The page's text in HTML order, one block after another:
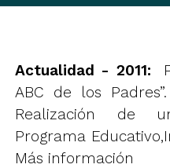
Actualidad - 2011:
ABC de los
Realización de
Programa
Más información